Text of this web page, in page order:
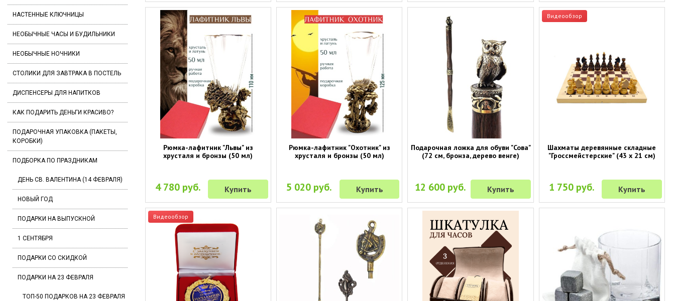
НАСТЕННЫЕ КЛЮЧНИЦЫ
НЕОБЫЧНЫЕ ЧАСЫ И БУДИЛЬНИКИ
НЕОБЫЧНЫЕ НОЧНИКИ
СТОЛИКИ ДЛЯ ЗАВТРАКА В ПОСТЕЛЬ
ДИСПЕНСЕРЫ ДЛЯ НАПИТКОВ
КАК ПОДАРИТЬ ДЕНЬГИ КРАСИВО?
ПОДАРОЧНАЯ УПАКОВКА (ПАКЕТЫ,
КОРОБКИ)
ПОДБОРКА ПО ПРАЗДНИКАМ
ДЕНЬ СВ. ВАЛЕНТИНА (14 ФЕВРАЛЯ)
НОВЫЙ ГОД
ПОДАРКИ НА ВЫПУСКНОЙ
1 СЕНТЯБРЯ
ПОДАРКИ СО СКИДКОЙ
ПОДАРКИ НА 23 ФЕВРАЛЯ
ТОП-50 ПОДАРКОВ НА 23 ФЕВРАЛЯ
Рюмка-лафитник "Львы" из
хрусталя и бронзы (50 мл)
4 780 руб. Купить
Рюмка-лафитник "Охотник" из
хрусталя и бронзы (50 мл)
5 020 руб. Купить
Подарочная ложка для обуви "Сова"
(72 см, бронза, дерево венге)
12 600 руб. Купить
Видеообзор
Шахматы деревянные складные
"Гроссмейстерские" (43 х 21 см)
1 750 руб. Купить
Видеообзор